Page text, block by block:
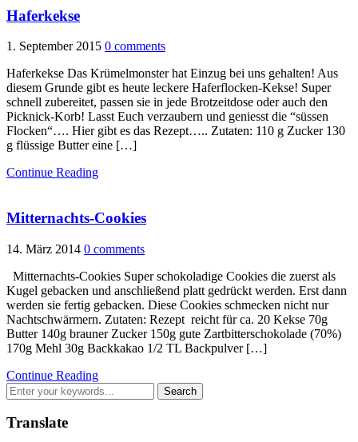
Haferkekse
1. September 2015 0 comments
Haferkekse Das Krümelmonster hat Einzug bei uns gehalten! Aus
diesem Grunde gibt es heute leckere Haferflocken-Kekse! Super
schnell zubereitet, passen sie in jede Brotzeitdose oder auch den
Picknick-Korb! Lasst Euch verzaubern und geniesst die “süssen
Flocken“…. Hier gibt es das Rezept….. Zutaten: 110 g Zucker 130
g flüssige Butter eine […]
Continue Reading
Mitternachts-Cookies
14. März 2014 0 comments
Mitternachts-Cookies Super schokoladige Cookies die zuerst als
Kugel gebacken und anschließend platt gedrückt werden. Erst dann
werden sie fertig gebacken. Diese Cookies schmecken nicht nur
Nachtschwärmern. Zutaten: Rezept reicht für ca. 20 Kekse 70g
Butter 140g brauner Zucker 150g gute Zartbitterschokolade (70%)
170g Mehl 30g Backkakao 1/2 TL Backpulver […]
Continue Reading
Translate